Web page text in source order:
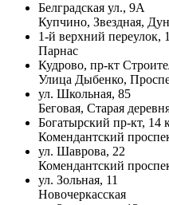
Белградская ул., 9А
Купчино, Звездная,
1-й верхний переулок,
Парнас
Кудрово, пр-кт
Улица Дыбенко,
ул. Школьная, 85
Беговая, Старая
Богатырский пр-кт, 14
Комендантский
ул. Шаврова, 22
Комендантский
ул. Зольная, 11
Новочеркасская